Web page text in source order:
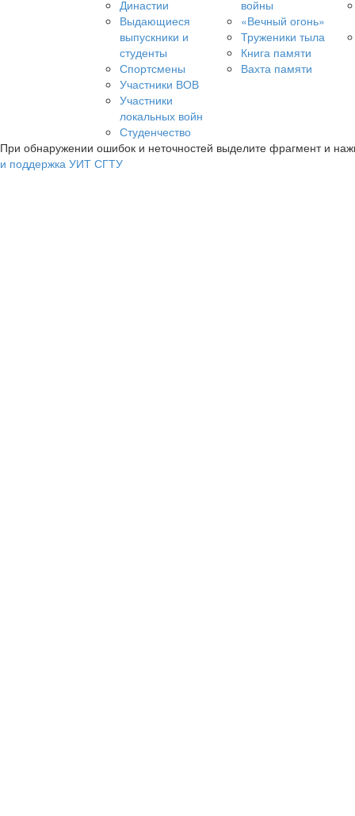
Династии
Выдающиеся
выпускники и
студенты
Спортсмены
Участники ВОВ
Участники
локальных войн
Студенчество
войны
«Вечный огонь»
Труженики тыла
Книга памяти
Вахта памяти
При обнаружении ошибок и неточностей выделите фрагмент и
и поддержка УИТ СГТУ